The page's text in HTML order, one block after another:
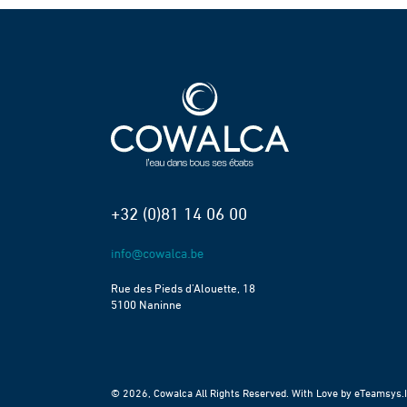
+32 (0)81 14 06 00
Rue des Pieds d’Alouette, 18
5100 Naninne
© 2026, Cowalca All Rights Reserved. With Love by eTeamsys.